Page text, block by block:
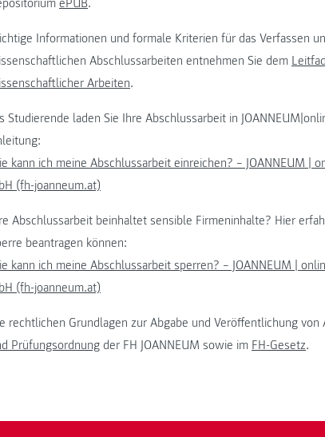
ePUB.
Informationen und formale Kriterien für das Verfassen
Abschlussarbeiten entnehmen Sie dem
Arbeiten.
Studierende laden Sie Ihre Abschlussarbeit in
kann ich meine Abschlussarbeit einreichen? – JOANNEUM |
(fh-joanneum.at)
Abschlussarbeit beinhaltet sensible Firmeninhalte? Hier
beantragen können:
kann ich meine Abschlussarbeit sperren? – JOANNEUM |
(fh-joanneum.at)
rechtlichen Grundlagen zur Abgabe und Veröffentlichung
Prüfungsordnung der FH JOANNEUM sowie im FH-Gesetz.